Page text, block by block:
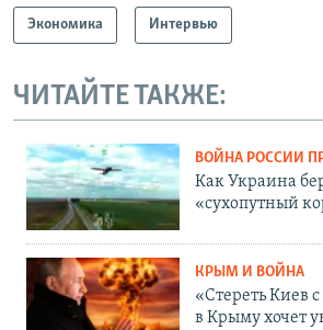
Экономика Интервью
ЧИТАЙТЕ ТАКЖЕ:
ВОЙНА РОССИИ
Как Украина
«сухопутный
КРЫМ И ВОЙНА
«Стереть Киев
в Крыму хочет